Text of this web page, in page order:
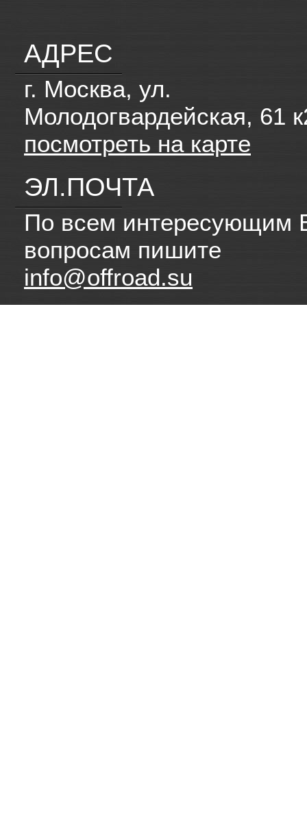
АДРЕС
г. Москва, ул.
Молодогвардейская, 61
посмотреть на карте
ЭЛ.ПОЧТА
По всем интересующим
вопросам пишите
info@offroad.su